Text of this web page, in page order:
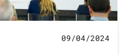
09/04/2024